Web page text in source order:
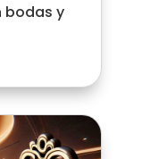
bodas y